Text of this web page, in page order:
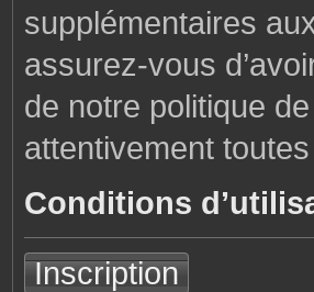
supplémentaires
assurez-vous
de notre politique
attentivement
Conditions
Inscription